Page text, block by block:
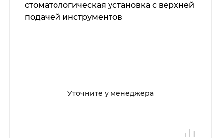
стоматологическая установка с верхней
подачей инструментов
Уточните у менеджера